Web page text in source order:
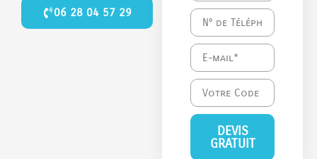
06 28 04 57 29
DEVIS
GRATUIT